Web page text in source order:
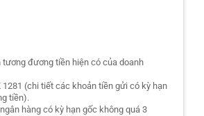
tương đương tiền hiện có của doanh
(chi tiết các khoản tiền gửi có kỳ hạn
tiền).
hàng có kỳ hạn gốc không quá 3